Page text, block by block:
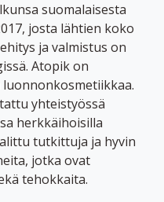
suomalaisesta
josta lähtien koko
ja valmistus on
Atopik on
yhteistyössä
herkkäihoisilla
tutkittuja ja hyvin
jotka ovat
tehokkaita.